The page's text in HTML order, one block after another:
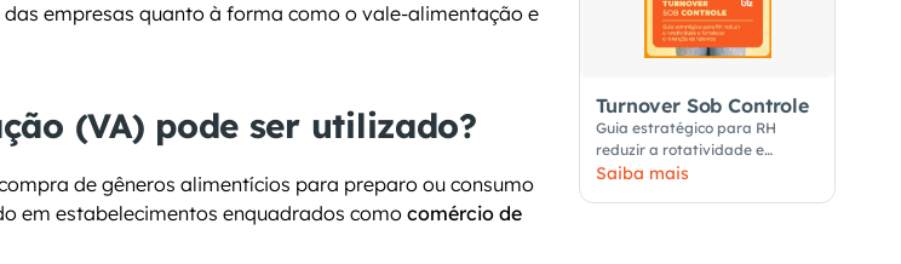
empresas quanto à forma como o vale-alimentação e
(VA) pode ser utilizado?
de gêneros alimentícios para preparo ou consumo
em estabelecimentos enquadrados como comércio de
Turnover Sob Controle
Guia estratégico para RH
reduzir a rotatividade e
fortalecer a retenção de
Saiba mais